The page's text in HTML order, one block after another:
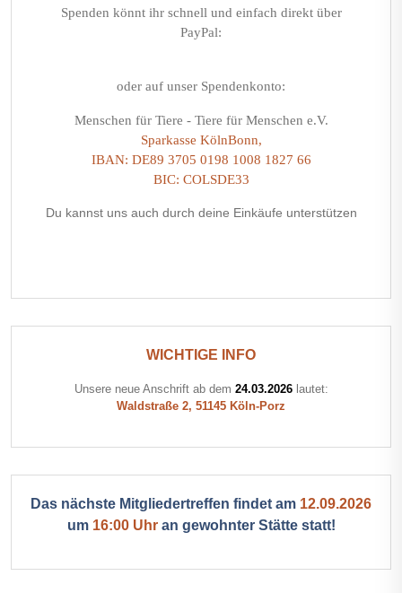
Spenden könnt ihr schnell und einfach direkt über
PayPal:
oder auf unser Spendenkonto:
Menschen für Tiere - Tiere für Menschen e.V.
Sparkasse KölnBonn,
IBAN: DE89 3705 0198 1008 1827 66
BIC: COLSDE33
Du kannst uns auch durch deine Einkäufe unterstützen
WICHTIGE INFO
Unsere neue Anschrift ab dem 24.03.2026lautet:
Waldstraße 2, 51145 Köln-Porz
Das nächste Mitgliedertreffen findet am 12.09.2026
um 16:00 Uhran gewohnter Stätte statt!